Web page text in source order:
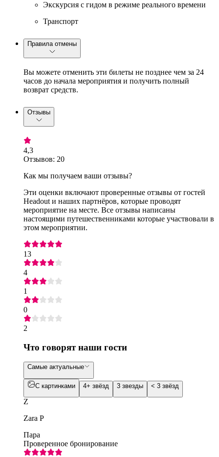
Экскурсия с гидом в режиме реального времени
Транспорт
Правила отмены
Вы можете отменить эти билеты не позднее чем за 24
часов до начала мероприятия и получить полный
возврат средств.
Отзывы
4,3
Отзывов: 20
Как мы получаем ваши отзывы?
Эти оценки включают проверенные отзывы от гостей
Headout и наших партнёров, которые проводят
мероприятие на месте. Все отзывы написаны
настоящими путешественниками которые участвовали в
этом мероприятии.
13
4
1
0
2
Что говорят наши гости
Самые актуальные
С картинками 4+ звёзд 3 звезды < 3 звёзд
Z
Zara P
Пара
Проверенное бронирование